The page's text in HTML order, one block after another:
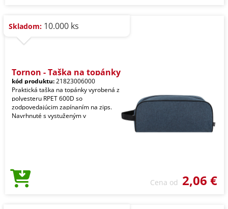
Skladom: 10.000 ks
Tornon - Taška na topánky
kód produktu:21823006000
Praktická taška na topánky vyrobená z
polyesteru RPET 600D so
zodpovedajúcim zapínaním na zips.
Navrhnuté s vystuženým v
Cena od 2,06 €